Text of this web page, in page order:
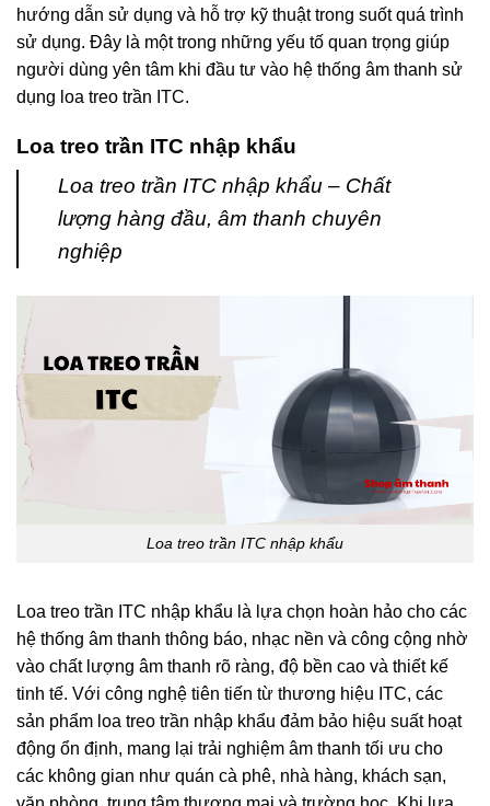
hướng dẫn sử dụng và hỗ trợ kỹ thuật trong suốt quá trình
sử dụng. Đây là một trong những yếu tố quan trọng giúp
người dùng yên tâm khi đầu tư vào hệ thống âm thanh sử
dụng loa treo trần ITC.
Loa treo trần ITC nhập khẩu
Loa treo trần ITC nhập khẩu – Chất
lượng hàng đầu, âm thanh chuyên
nghiệp
Loa treo trần ITC nhập khẩu
Loa treo trần ITC nhập khẩu là lựa chọn hoàn hảo cho các
hệ thống âm thanh thông báo, nhạc nền và công cộng nhờ
vào chất lượng âm thanh rõ ràng, độ bền cao và thiết kế
tinh tế. Với công nghệ tiên tiến từ thương hiệu ITC, các
sản phẩm loa treo trần nhập khẩu đảm bảo hiệu suất hoạt
động ổn định, mang lại trải nghiệm âm thanh tối ưu cho
các không gian như quán cà phê, nhà hàng, khách sạn,